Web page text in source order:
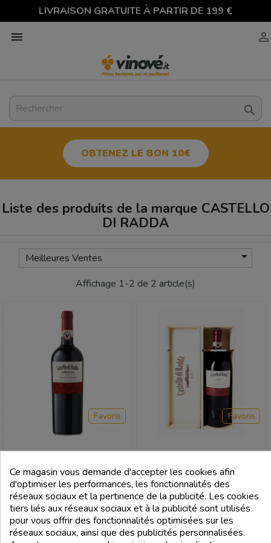
LIVRAISON GRATUITE À PARTIR DE 199 €
 

OBTENEZ LE BON 10€
Liste des produits de la marque CASTELLO
DI RADDA
Meilleures Ventes 
Affichage 1-2 de 2 article(s)
CASTELLO DI RADDA
Chianti Classico Docg 2019 -
Castello Di Radda
Prix
18,00 €
Favoris
CASTELLO DI RADDA
Chianti Classico Docg 2018
Magnum 1,5L - Castello Di Radda
Prix
55,00 €
Favoris
Ce magasin vous demande d'accepter les cookies afin
d'optimiser les performances, les fonctionnalités des
réseaux sociaux et la pertinence de la publicité. Les cookies
tiers liés aux réseaux sociaux et à la publicité sont utilisés
pour vous offrir des fonctionnalités optimisées sur les
réseaux sociaux, ainsi que des publicités personnalisées.